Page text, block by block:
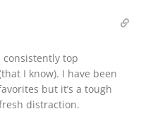
top
I know). I have been
but it’s a tough
distraction.